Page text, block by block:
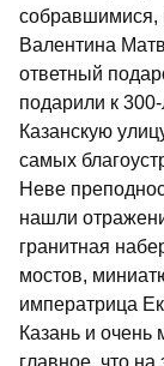
собравшимися,
Валентина
ответный
подарили к
Казанскую
самых
Неве
нашли
гранитная
мостов,
императрица
Казань и очень